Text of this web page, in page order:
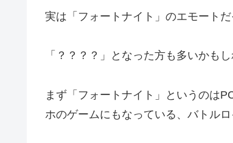
実は「フォートナイト」のエモートだ
「？？？？」となった方も多いかも
まず「フォートナイト」というのは
ホのゲームにもなっている、バトルロ